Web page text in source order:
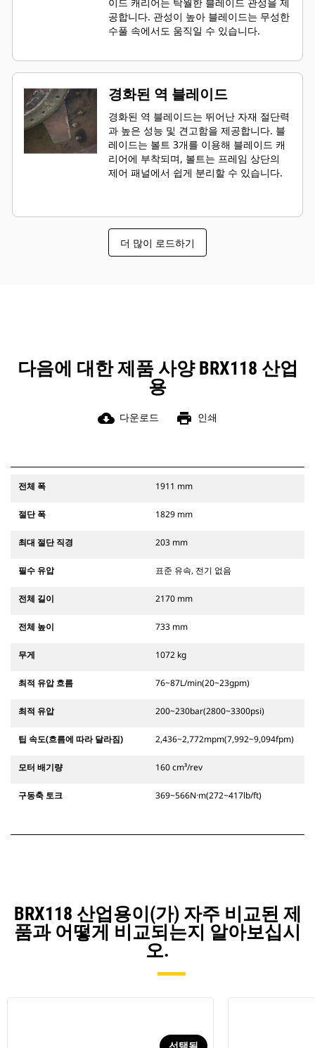
이드 캐리어는 탁월한 블레이드 관성을 제
공합니다. 관성이 높아 블레이드는 무성한
수풀 속에서도 움직일 수 있습니다.
경화된 역 블레이드
경화된 역 블레이드는 뛰어난 자재 절단력
과 높은 성능 및 견고함을 제공합니다. 블
레이드는 볼트 3개를 이용해 블레이드 캐
리어에 부착되며, 볼트는 프레임 상단의
제어 패널에서 쉽게 분리할 수 있습니다.
더 많이 로드하기
다음에 대한 제품 사양 BRX118 산업
용
cloud_download 다운로드 print 인쇄
전체 폭 1911 mm
절단 폭 1829 mm
최대 절단 직경 203 mm
필수 유압 표준 유속, 전기 없음
전체 길이 2170 mm
전체 높이 733 mm
무게 1072 kg
최적 유압 흐름 76~87L/min(20~23gpm)
최적 유압 200~230bar(2800~3300psi)
팁 속도(흐름에 따라 달라짐) 2,436~2,772mpm(7,992~9,094fpm)
모터 배기량 160 cm³/rev
구동축 토크 369~566N·m(272~417lb/ft)
BRX118 산업용이(가) 자주 비교된 제
품과 어떻게 비교되는지 알아보십시
오.